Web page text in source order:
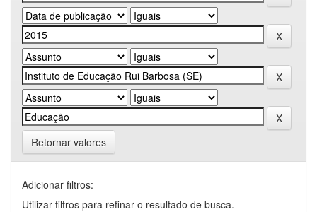
Retornar valores
Adicionar filtros:
Utilizar filtros para refinar o resultado de busca.